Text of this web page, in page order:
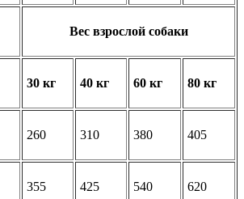
Вес взрослой собаки
30 кг 40 кг 60 кг 80 кг
260 310 380 405
355 425 540 620